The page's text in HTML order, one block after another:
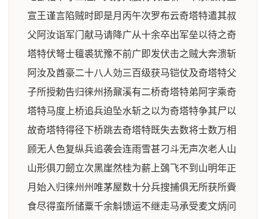
宣王谨言陷贼时即是月丙午次罗布云奇塔特遣其叔
父阿汝诣军门献马请降广从十余卒出军垒以待之奇
塔特伏弩士氊裘犹豫不前广即发伏击之贼大奔溃斩
阿汝及酋豪二十八人効三百级获马铠仗及奇塔特父
子所授勅告归徕州扬鼐溪有二桥奇塔特弟阿字乘奇
塔特马度上桥追兵迫坠水斩之以为奇塔特争其尸以
故奇塔特得径下桥跳去奇塔特既失去数将士数万相
顾无人色复纵兵追袭会连雨雪甚刁斗无声次老人山
山形俱刀劒立次黑崖然桂为薪上鵶飞不到山明年正
月始入归徕州州唯茅屋数十分兵搜捕俱无所获所賫
食尽得蛮所储粟千余斛馈运不继走马承受麦文炳问